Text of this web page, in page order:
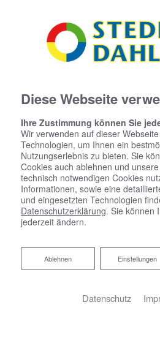
Barrierefreies Bad
Dahlhaus GmbH &
Ihre Anforderungen
Sie möchten sich in Ihrem Bad
Diese Webseite
Ihre Zustimmung können Sie
Wir verwenden auf dieser
Technologien, um Ihnen ein
Nutzungserlebnis zu bieten. Sie
Cookies auch ablehnen und
technisch notwendigen Cookies
Informationen, sowie eine
und eingesetzten Technologien
Datenschutzerklärung. Sie können
jederzeit ändern.
Einstellungen
Ablehnen
Ablehnen
Datenschutz